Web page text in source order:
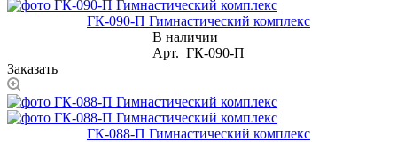
ГК-090-П Гимнастический комплекс
В наличии
Арт. ГК-090-П
Заказать
ГК-088-П Гимнастический комплекс